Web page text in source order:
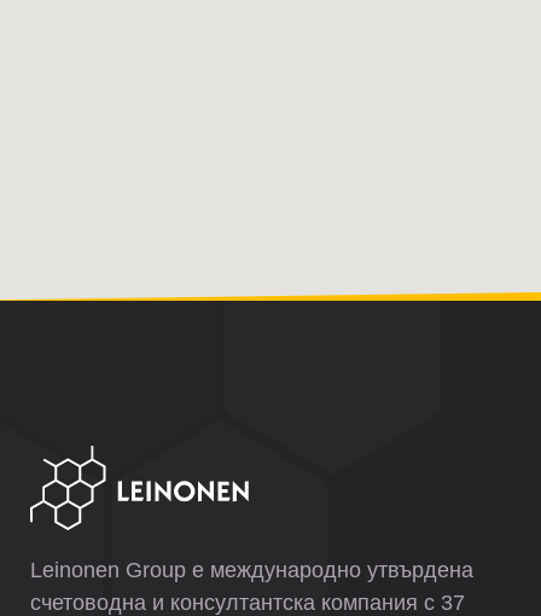
Leinonen Group е международно утвърдена
счетоводна и консултантска компания с 37